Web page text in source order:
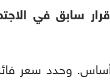
سابق في
200 نقطة أساس. وحدد